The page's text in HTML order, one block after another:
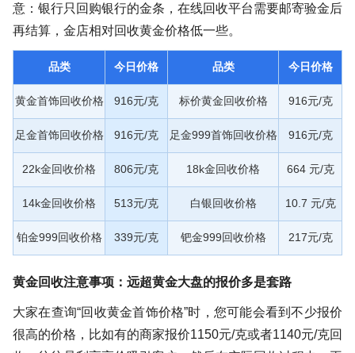
意：银行只回购银行的金条，在线回收平台需要邮寄验金后
再结算，金店相对回收黄金价格低一些。
品类 今日价格 品类 今日价格
黄金首饰回收价格 916元/克 标价黄金回收价格 916元/克
足金首饰回收价格 916元/克 足金999首饰回收价格 916元/克
22k金回收价格 806元/克 18k金回收价格 664 元/克
14k金回收价格 513元/克 白银回收价格 10.7 元/克
铂金999回收价格 339元/克 钯金999回收价格 217元/克
黄金回收注意事项：远超黄金大盘的报价多是套路
大家在查询“回收黄金首饰价格”时，您可能会看到不少报价
很高的价格，比如有的商家报价1150元/克或者1140元/克回